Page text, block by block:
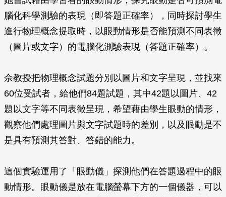
腦化科學測驗的表現（即答題正確率），同時探討學生
進行物理概念提取時，以眼動情形是否能預測不同表徵
（圖片或文字）的電腦化測驗表現（答題正確率）。
佘教授把物理概念試題分別以圖片和文字呈現，並找來
60位受試者，給他們84題試題，其中42題以圖片、42
題以文字等不同表徵呈現，希望藉由學生眼動的情形，
觀察他們處理圖片與文字試題時的差別，以及眼動是不
是具有預測其答對、答錯的能力。
這個實驗運用了「眼動儀」探測他們在答題過程中的眼
動情形。眼動儀是放在電腦螢幕下方的一個儀器，可以